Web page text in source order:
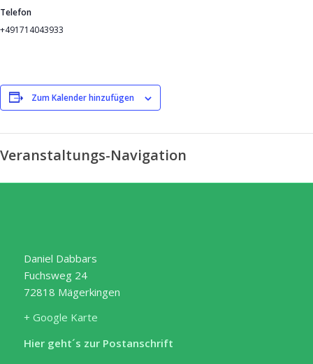
Telefon
+491714043933
Zum Kalender hinzufügen
Veranstaltungs-Navigation
Daniel Dabbars
Fuchsweg 24
72818 Mägerkingen
+ Google Karte
Hier geht´s zur Postanschrift